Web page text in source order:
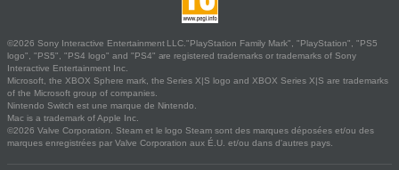
©2026 Sony Interactive Entertainment LLC."PlayStation Family Mark", "PlayStation", "PS5
logo", "PS5", "PS4 logo" and "PS4" are registered trademarks or trademarks of Sony
Interactive Entertainment Inc.
Microsoft, the XBOX Sphere mark, the Series X|S logo and XBOX Series X|S are trademarks
of the Microsoft group of companies.
Nintendo Switch est une marque de Nintendo.
Mac is a trademark of Apple Inc.
©2026 Valve Corporation. Steam et le logo Steam sont des marques déposées et/ou des
marques enregistrées par Valve Corporation aux É.U. et/ou dans d'autres pays.